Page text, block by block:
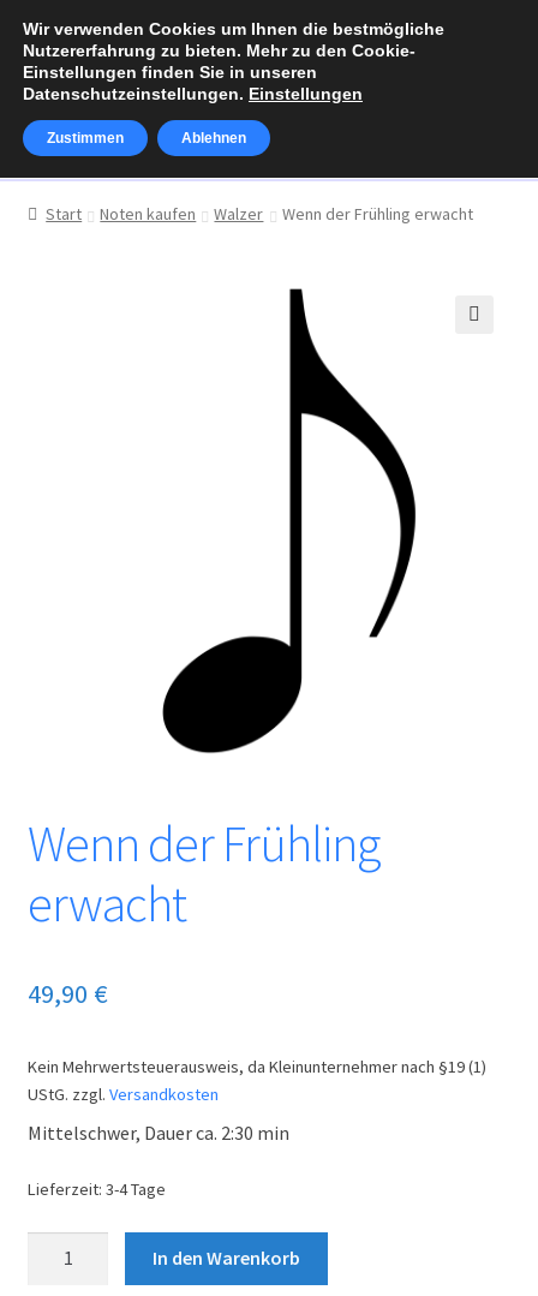
Zur
Navigation
springen
Zum
Inhalt
springen
Über Walter Klaus
Start Noten kaufen Walzer Wenn der Frühling erwacht
Wenn der Frühling
erwacht
49,90 €
Kein Mehrwertsteuerausweis, da Kleinunternehmer nach §19 (1)
UStG. zzgl. Versandkosten
Mittelschwer, Dauer ca. 2:30 min
Lieferzeit: 3-4 Tage
In den Warenkorb
Wir verwenden Cookies um Ihnen die bestmögliche
Nutzererfahrung zu bieten. Mehr zu den Cookie-
Einstellungen finden Sie in unseren
Datenschutzeinstellungen. Einstellungen
Zustimmen Ablehnen